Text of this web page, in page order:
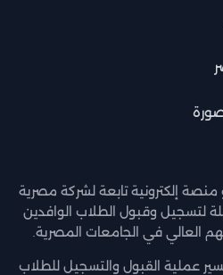
إلكترونية تابعة لشركة مصرية
لتسجيل وقبول الطلاب الوافدين
العالي في الجامعات المصرية.
عملية القبول والتسجيل للطلاب